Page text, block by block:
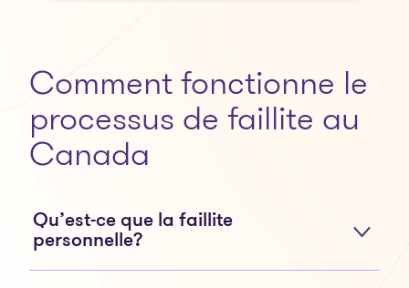
Comment fonctionne le
processus de faillite au
Canada
Qu’est-ce que la faillite
personnelle?